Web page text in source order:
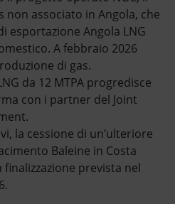
associato in Angola, che
esportazione Angola LNG
A febbraio 2026
di gas.
da 12 MTPA progredisce
con i partner del Joint
la cessione di un’ulteriore
Baleine in Costa
finalizzazione prevista nel